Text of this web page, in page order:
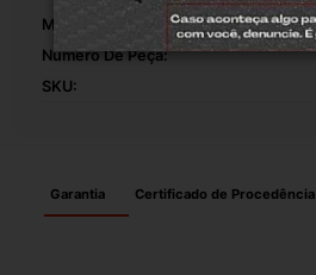
Marca:
Número De Peça:
SKU:
Garantia Certificado de Procedência